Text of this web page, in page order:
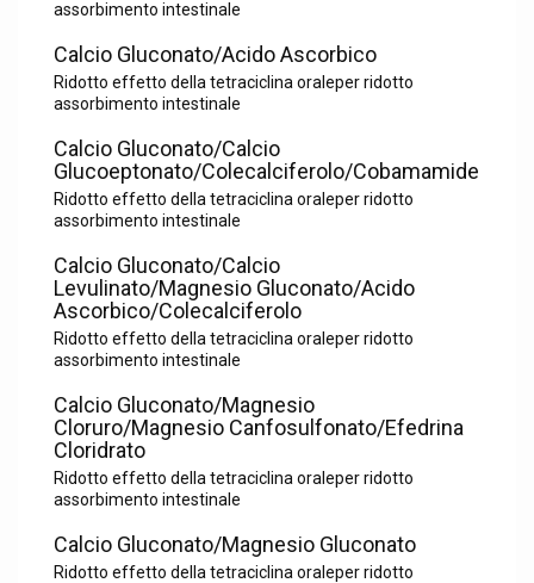
assorbimento intestinale
Calcio Gluconato/Acido Ascorbico
Ridotto effetto della tetraciclina oraleper ridotto
assorbimento intestinale
Calcio Gluconato/Calcio
Glucoeptonato/Colecalciferolo/Cobamamide
Ridotto effetto della tetraciclina oraleper ridotto
assorbimento intestinale
Calcio Gluconato/Calcio
Levulinato/Magnesio Gluconato/Acido
Ascorbico/Colecalciferolo
Ridotto effetto della tetraciclina oraleper ridotto
assorbimento intestinale
Calcio Gluconato/Magnesio
Cloruro/Magnesio Canfosulfonato/Efedrina
Cloridrato
Ridotto effetto della tetraciclina oraleper ridotto
assorbimento intestinale
Calcio Gluconato/Magnesio Gluconato
Ridotto effetto della tetraciclina oraleper ridotto